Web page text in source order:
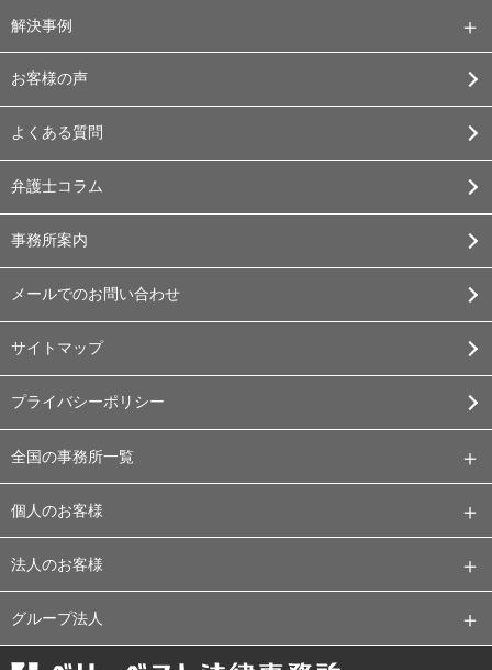
解決事例
お客様の声
よくある質問
弁護士コラム
事務所案内
メールでのお問い合わせ
サイトマップ
プライバシーポリシー
全国の事務所一覧
個人のお客様
法人のお客様
グループ法人